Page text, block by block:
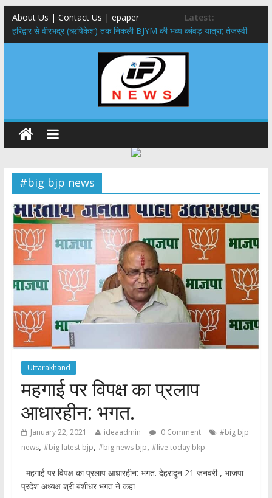
About Us | Contact Us | epaper
Latest:
​हरिद्वार से वीरभद्र (ऋषिकेश) तक निकली BJYM की भव्य कांवड़ यात्रा; तेजस्वी
सूर्या ने की देश व प्रदेशवासियों के कल्याण की कामना
नंदा की चौकी पुल हादसा: PWD के EE, AE और JE निलंबित, सीएम धामी के निर्देश
मुख्यमंत्री ने 9 लाख 87 हजार17 पेंशन लाभार्थियों को कुल 146 करोड़ 32 लाख
राष्ट्रीय हथकरघा दिवस पर मुख्यमंत्री धामी ने उत्कृष्ट बुनकरों और हस्तशिल्प
कारीगरों को किया सम्मानित
​धामी कैबिनेट का बड़ा फैसला: पशुपालकों को 60% तक सब्सिडी, गंगा एक्सप्रेसवे का
हरिद्वार तक होगा विस्तार
#big bjp news
Uttarakhand
महगाई पर विपक्ष का प्रलाप
आधारहीन: भगत.
January 22, 2021 ideaadmin 0 Comment
#big bjp
news, #big latest bjp, #big news bjp, #live today bkp
महगाई पर विपक्ष का प्रलाप आधारहीन: भगत. देहरादून 21 जनवरी , भाजपा
प्रदेश अध्यक्ष श्री बंशीधर भगत ने कहा